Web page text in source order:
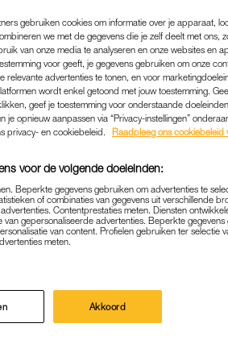
|MENTALE GEZONDHEID
| SUZETTE HERMSEN
in de psychiatrische
gebruiken cookies om informatie over je apparaat,
we met de gegevens die je zelf deelt met ons,
van onze media te analyseren en onze websites en
voor geeft, je gegevens gebruiken om onze
relevante advertenties te tonen, en voor
wordt enkel getoond met jouw toestemming.
geef je toestemming voor onderstaande
je opnieuw aanpassen via “Privacy-instellingen”
privacy- en cookiebeleid.
Raadpleeg ons cookiebeleid
voor de volgende doeleinden:
Beperkte gegevens gebruiken om advertenties te
of combinaties van gegevens uit verschillende
Contentprestaties meten. Diensten
gepersonaliseerde advertenties. Beperkte
van content. Profielen gebruiken ter selectie
meten.
Akkoord